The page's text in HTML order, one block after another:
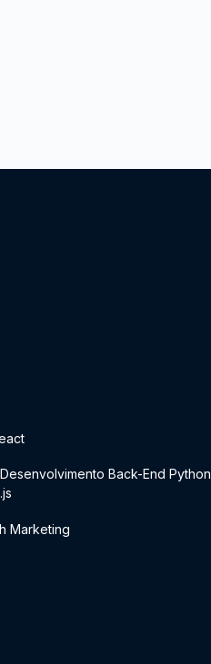
Desenvolvimento Back-End Python
Marketing